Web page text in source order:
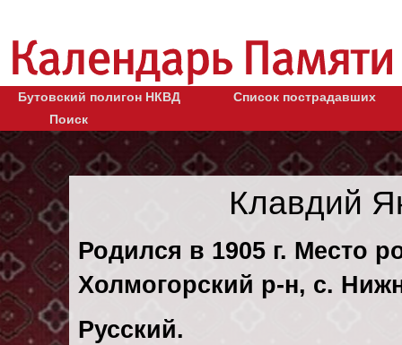
Бутовский полигон НКВД
Список пострадавших
Поиск
Клавдий
Родился в 1905 г. Место
Холмогорский р-н, с.
Русский.